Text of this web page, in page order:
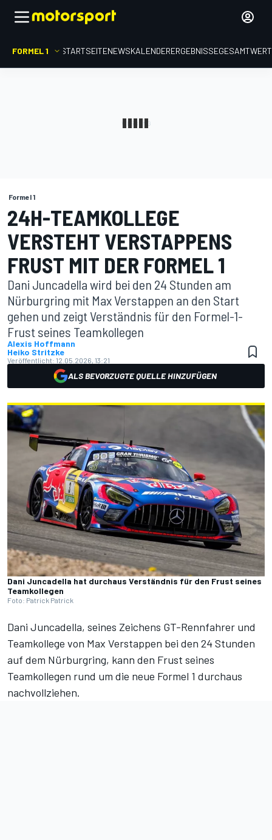
FORMEL 1 STARTSEITENEWSKALENDERERGEBNISSE
Formel 1
24H-TEAMKOLLEGE
VERSTEHT VERSTAPPENS
FRUST MIT DER FORMEL 1
Dani Juncadella wird bei den 24 Stunden am
Nürburgring mit Max Verstappen an den Start
gehen und zeigt Verständnis für den Formel-1-
Frust seines Teamkollegen
Alexis Hoffmann
Heiko Stritzke
Veröffentlicht: 12.05.2026, 13:21
ALS BEVORZUGTE QUELLE HINZUFÜGEN
Dani Juncadella hat durchaus Verständnis für den Frust seines
Teamkollegen
Foto: Patrick Patrick
Dani Juncadella, seines Zeichens GT-Rennfahrer und
Teamkollege von Max Verstappen bei den 24 Stunden
auf dem Nürburgring, kann den Frust seines
Teamkollegen rund um die neue Formel 1 durchaus
nachvollziehen.